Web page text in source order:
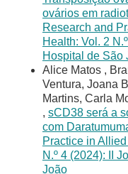
ovários em
Research and
Health: Vol. 2
Hospital de São
Alice Matos ,
Ventura, Joana
Martins, Carla
, sCD38 será a
com
Practice in
N.º 4 (2024): II
João